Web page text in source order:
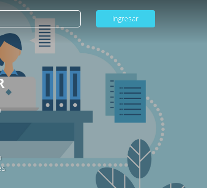
Ingresar